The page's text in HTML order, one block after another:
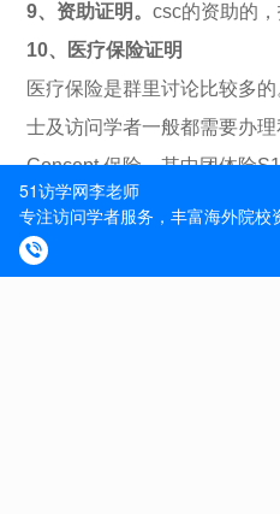
9、资助证明。csc的资助的，
10、医疗保险证明
医疗保险是群里讨论比较多
士及访问学者一般都需要办
Concept 保险，其中团体险
是受众比较多的。
由于网上新旧签证保险资讯
直接咨询保险老师。一般注